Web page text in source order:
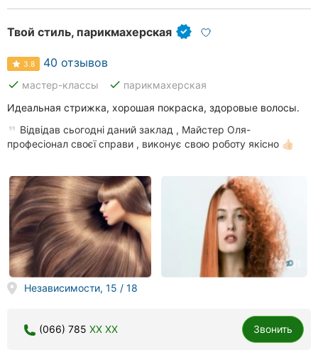
Твой стиль, парикмахерская
3.8 40 отзывов
done мастер-классы done парикмахерская
Идеальная стрижка, хорошая покраска, здоровые волосы.
Відвідав сьогодні даний заклад , Майстер Оля-
професіонал своєї справи , виконує свою роботу якісно 👍🏻
Независимости, 15 / 18
(066) 785 XX XX Звонить